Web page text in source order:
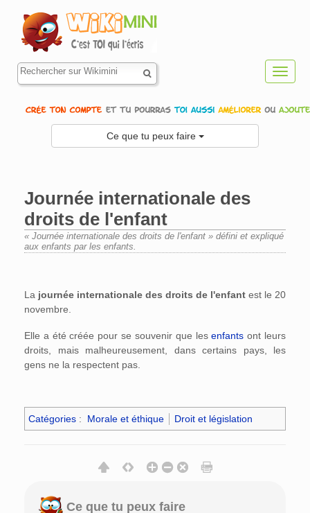
Ce que tu peux faire
Journée internationale des
droits de l'enfant
« Journée internationale des droits de l'enfant » défini et expliqué
aux enfants par les enfants.
La journée internationale des droits de l'enfant est le 20
novembre.
Elle a été créée pour se souvenir que lesenfants ont leurs
droits, mais malheureusement, dans certains pays, les
gens ne la respectent pas.
Catégories : Morale et éthique Droit et législation
Ce que tu peux faire